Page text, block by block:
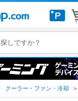
クーラー・ファン・冷却 ＞